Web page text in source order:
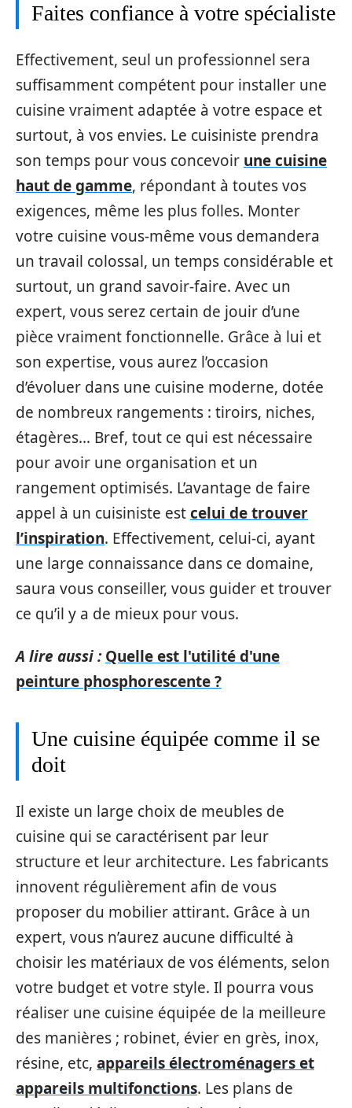
Faites confiance à votre spécialiste
Effectivement, seul un professionnel sera
suffisamment compétent pour installer une
cuisine vraiment adaptée à votre espace et
surtout, à vos envies. Le cuisiniste prendra
son temps pour vous concevoir une cuisine
haut de gamme, répondant à toutes vos
exigences, même les plus folles. Monter
votre cuisine vous-même vous demandera
un travail colossal, un temps considérable et
surtout, un grand savoir-faire. Avec un
expert, vous serez certain de jouir d’une
pièce vraiment fonctionnelle. Grâce à lui et
son expertise, vous aurez l’occasion
d’évoluer dans une cuisine moderne, dotée
de nombreux rangements : tiroirs, niches,
étagères… Bref, tout ce qui est nécessaire
pour avoir une organisation et un
rangement optimisés. L’avantage de faire
appel à un cuisiniste estcelui de trouver
l’inspiration. Effectivement, celui-ci, ayant
une large connaissance dans ce domaine,
saura vous conseiller, vous guider et trouver
ce qu’il y a de mieux pour vous.
A lire aussi : Quelle est l'utilité d'une
peinture phosphorescente ?
Une cuisine équipée comme il se
doit
Il existe un large choix de meubles de
cuisine qui se caractérisent par leur
structure et leur architecture. Les fabricants
innovent régulièrement afin de vous
proposer du mobilier attirant. Grâce à un
expert, vous n’aurez aucune difficulté à
choisir les matériaux de vos éléments, selon
votre budget et votre style. Il pourra vous
réaliser une cuisine équipée de la meilleure
des manières ; robinet, évier en grès, inox,
résine, etc, appareils électroménagers et
appareils multifonctions. Les plans de